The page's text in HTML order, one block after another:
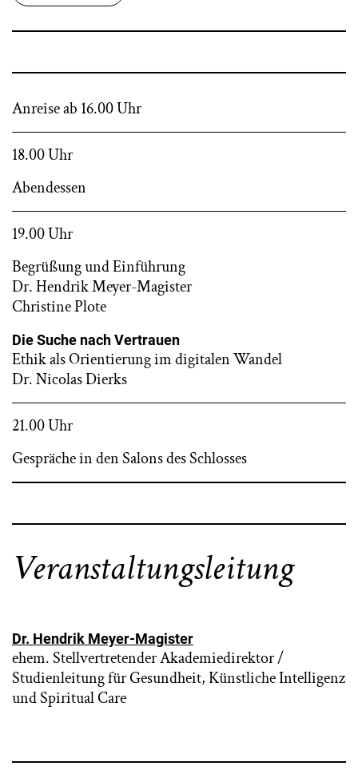
Anreise ab 16.00 Uhr
18.00 Uhr
Abendessen
19.00 Uhr
Begrüßung und Einführung
Dr. Hendrik Meyer-Magister
Christine Plote
Die Suche nach Vertrauen
Ethik als Orientierung im digitalen Wandel
Dr. Nicolas Dierks
21.00 Uhr
Gespräche in den Salons des Schlosses
Veranstaltungsleitung
Dr. Hendrik Meyer-Magister
ehem. Stellvertretender Akademiedirektor /
Studienleitung für Gesundheit, Künstliche Intelligenz
und Spiritual Care